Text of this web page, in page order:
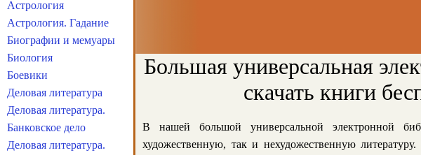
Большая универсальная
скачать книги
В нашей большой универсальной электронной
художественную, так и нехудожественную
Астрология
Астрология. Гадание
Биографии и мемуары
Биология
Боевики
Деловая литература
Деловая литература.
Банковское дело
Деловая литература.